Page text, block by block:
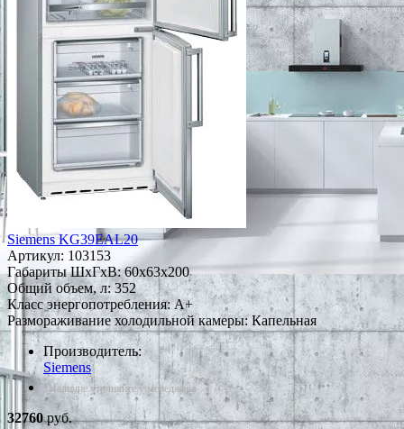
Siemens KG39EAL20
Артикул: 103153
Габариты ШxГxВ: 60x63x200
Общий объем, л: 352
Класс энергопотребления: A+
Размораживание холодильной камеры: Капельная
Производитель:
Siemens
*Наличие уточняйте у менеджера
32760руб.